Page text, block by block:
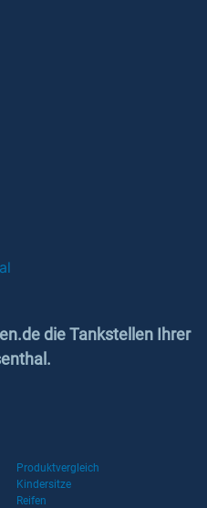
die Tankstellen Ihrer
Produktvergleich
Kindersitze
Reifen